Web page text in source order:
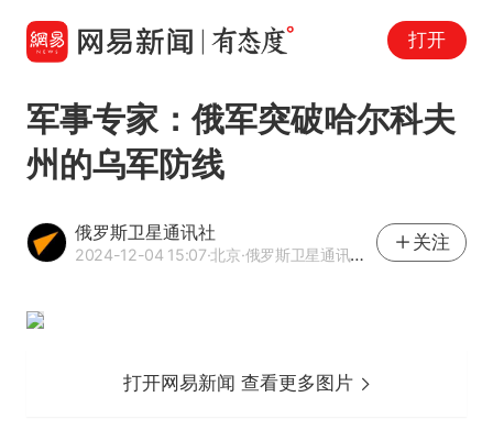
打开
军事专家：俄军突破哈尔科夫
州的乌军防线
俄罗斯卫星通讯社
2024-12-04 15:07·北京·俄罗斯卫星通讯社官方网易号
关注
打开网易新闻 查看更多图片